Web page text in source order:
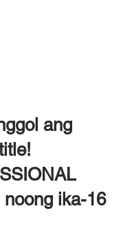
ang
noong ika-16